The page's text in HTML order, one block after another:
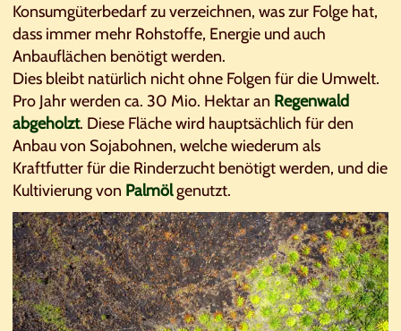
Konsumgüterbedarf zu verzeichnen, was zur Folge hat,
dass immer mehr Rohstoffe, Energie und auch
Anbauflächen benötigt werden.
Dies bleibt natürlich nicht ohne Folgen für die Umwelt.
Pro Jahr werden ca. 30 Mio. Hektar an Regenwald
abgeholzt. Diese Fläche wird hauptsächlich für den
Anbau von Sojabohnen, welche wiederum als
Kraftfutter für die Rinderzucht benötigt werden, und die
Kultivierung von Palmölgenutzt.